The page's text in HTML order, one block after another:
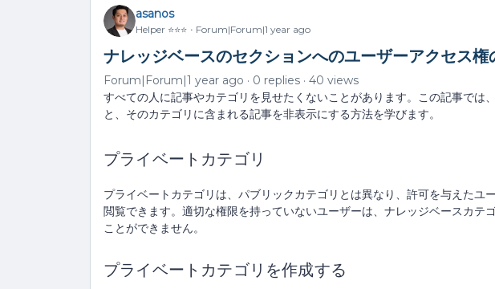
asanos
Helper ⭐️⭐️⭐️ Forum|Forum|1 year ago
ナレッジベースのセクションへのユーザーアクセス権
Forum|Forum|1 year ago 0 replies
40 views
すべての人に記事やカテゴリを見せたくないことがあります。この記事では
と、そのカテゴリに含まれる記事を非表示にする方法を学びます。
プライベートカテゴリ
プライベートカテゴリは、パブリックカテゴリとは異なり、許可を与えたユ
閲覧できます。適切な権限を持っていないユーザーは、ナレッジベースカテ
ことができません。
プライベートカテゴリを作成する